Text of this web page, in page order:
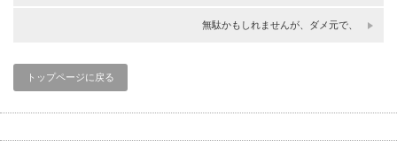
無駄かもしれませんが、ダメ元で、
トップページに戻る